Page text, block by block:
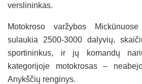
verslininkas.
Motokroso varžybos
sulaukia 2500-3000 dalyvių,
sportininkus, ir jų komandų
kategorijoje motokrosas –
Anykščių renginys.